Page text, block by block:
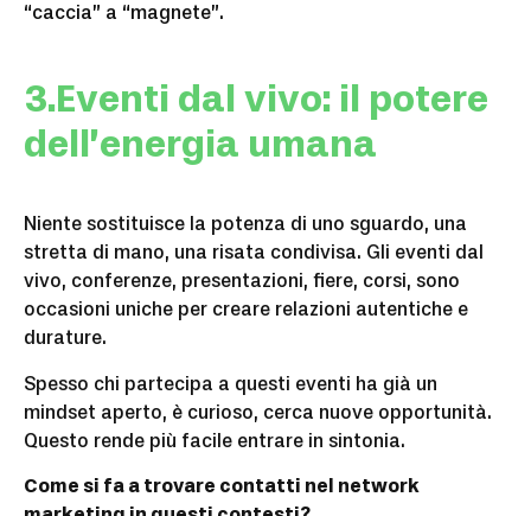
“caccia” a “magnete”.
3.Eventi dal vivo: il potere
dell’energia umana
Niente sostituisce la potenza di uno sguardo, una
stretta di mano, una risata condivisa. Gli eventi dal
vivo, conferenze, presentazioni, fiere, corsi, sono
occasioni uniche per creare relazioni autentiche e
durature.
Spesso chi partecipa a questi eventi ha già un
mindset aperto, è curioso, cerca nuove opportunità.
Questo rende più facile entrare in sintonia.
Come si fa a trovare contatti nel network